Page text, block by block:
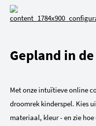
Gepland in
Met onze intuïtieve online
droomrek kinderspel. Kies
materiaal, kleur - en zie